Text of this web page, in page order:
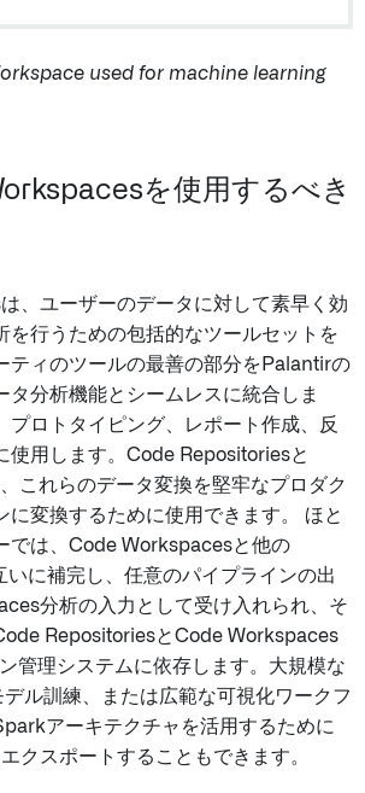
used for machine learning
を使用するべき
、ユーザーのデータに対して素早く効
を行うための包括的なツールセットを
ティのツールの最善の部分をPalantirの
タ分析機能とシームレスに統合しま
プロトタイピング、レポート作成、反
使用します。Code Repositoriesと
これらのデータ変換を堅牢なプロダク
に変換するために使用できます。 ほと
では、Code Workspacesと他の
いに補完し、任意のパイプラインの出
分析の入力として受け入れられ、そ
RepositoriesとCode Workspaces
管理システムに依存します。大規模な
デル訓練、または広範な可視化ワークフ
アーキテクチャを活用するために
クスポートすることもできます。